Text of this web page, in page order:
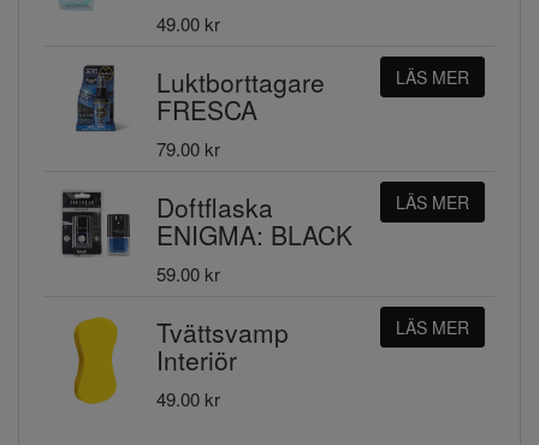
49.00 kr
Luktborttagare
FRESCA
79.00 kr
LÄS MER
Doftflaska
ENIGMA: BLACK
59.00 kr
LÄS MER
Tvättsvamp
Interiör
49.00 kr
LÄS MER